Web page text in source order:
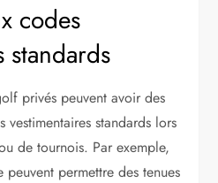
codes
standards
privés peuvent avoir des
vestimentaires standards lors
de tournois. Par exemple,
peuvent permettre des tenues